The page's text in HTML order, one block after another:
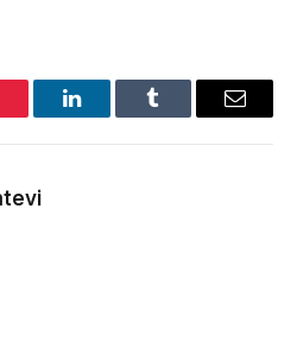
LinkedInTumblr Email